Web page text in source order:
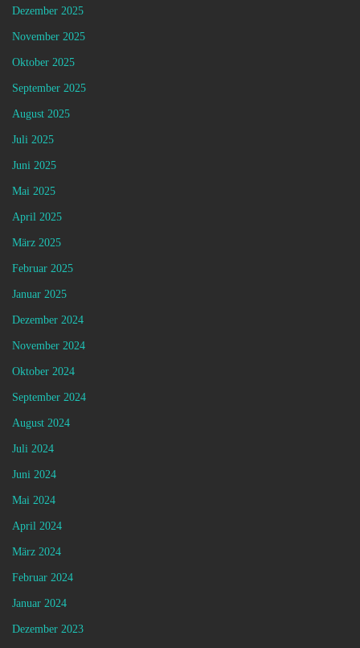
Dezember 2025
November 2025
Oktober 2025
September 2025
August 2025
Juli 2025
Juni 2025
Mai 2025
April 2025
März 2025
Februar 2025
Januar 2025
Dezember 2024
November 2024
Oktober 2024
September 2024
August 2024
Juli 2024
Juni 2024
Mai 2024
April 2024
März 2024
Februar 2024
Januar 2024
Dezember 2023